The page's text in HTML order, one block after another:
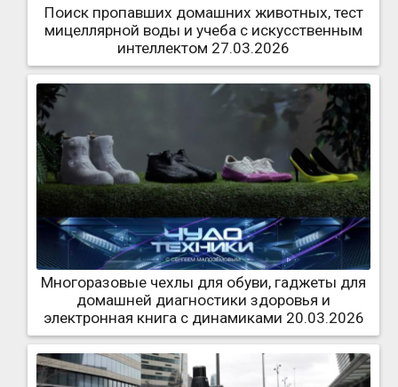
Поиск пропавших домашних животных, тест
мицеллярной воды и учеба с искусственным
интеллектом 27.03.2026
Многоразовые чехлы для обуви, гаджеты для
домашней диагностики здоровья и
электронная книга с динамиками 20.03.2026